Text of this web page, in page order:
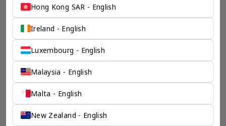
Hong Kong SAR - English
Ireland - English
Luxembourg - English
Malaysia - English
Malta - English
New Zealand - English